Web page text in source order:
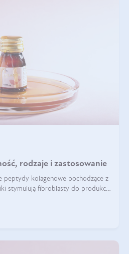
rodzaje i zastosowanie
peptydy kolagenowe pochodzące z